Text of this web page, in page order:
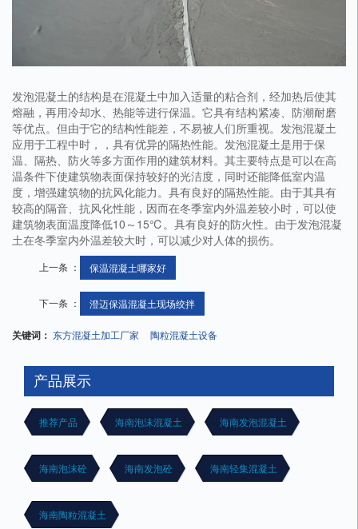
发泡混凝土的结构是在混凝土中加入适量的粘合剂，经加热后使其
熔融，再用冷却水、热能等进行保温。它具有结构紧凑、防潮耐磨
等优点。但由于它的结构性能差，不易被人们所重视。发泡混凝土
应用于工程中时，，具有优异的隔热性能。发泡混凝土是用于保
温、隔热、防火等多方面作用的建筑材料。其主要特点是可以在高
温条件下使建筑物表面保持较好的光洁度，同时还能降低室内温
度，增强建筑物的抗风化能力。具有良好的隔热性能。由于其具有
较高的隔音、抗风化性能，因而在冬季室内外温差较小时，可以使
建筑物表面温度降低10～15℃。具有良好的防火性。由于发泡混凝
土在冬季室内外温差较大时，可以减少对人体的损伤。
上一条 ： 保温混凝土哪家好
下一条 ： 澄迈保温混凝土现场绞拌
关键词： 东方混凝土加工厂家 陶粒混凝土设备
产品展示
推荐产品 海南泡沫混凝土 海南发泡混凝土
海南泡沫砼 海南发泡砼 海南轻集混凝土
海南陶粒混凝土